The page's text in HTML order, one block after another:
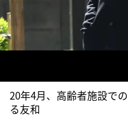
20年4月、高齢者施設で
る友和